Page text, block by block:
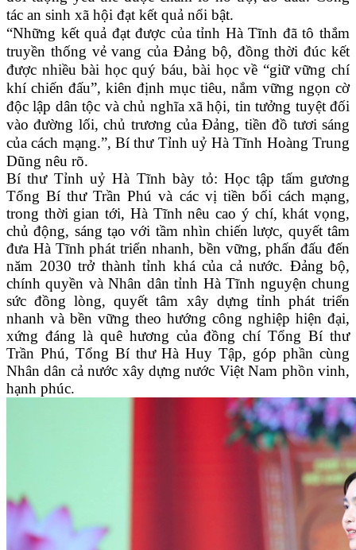
tác an sinh xã hội đạt kết quả nổi bật.
“Những kết quả đạt được của tỉnh Hà Tĩnh đã tô thắm
truyền thống vẻ vang của Đảng bộ, đồng thời đúc kết
được nhiều bài học quý báu, bài học về “giữ vững chí
khí chiến đấu”, kiên định mục tiêu, nắm vững ngọn cờ
độc lập dân tộc và chủ nghĩa xã hội, tin tưởng tuyệt đối
vào đường lối, chủ trương của Đảng, tiền đồ tươi sáng
của cách mạng.”, Bí thư Tỉnh uỷ Hà Tĩnh Hoàng Trung
Dũng nêu rõ.
Bí thư Tỉnh uỷ Hà Tĩnh bày tỏ: Học tập tấm gương
Tổng Bí thư Trần Phú và các vị tiền bối cách mạng,
trong thời gian tới, Hà Tĩnh nêu cao ý chí, khát vọng,
chủ động, sáng tạo với tầm nhìn chiến lược, quyết tâm
đưa Hà Tĩnh phát triển nhanh, bền vững, phấn đấu đến
năm 2030 trở thành tỉnh khá của cả nước. Đảng bộ,
chính quyền và Nhân dân tỉnh Hà Tĩnh nguyện chung
sức đồng lòng, quyết tâm xây dựng tỉnh phát triển
nhanh và bền vững theo hướng công nghiệp hiện đại,
xứng đáng là quê hương của đồng chí Tổng Bí thư
Trần Phú, Tổng Bí thư Hà Huy Tập, góp phần cùng
Nhân dân cả nước xây dựng nước Việt Nam phồn vinh,
hạnh phúc.